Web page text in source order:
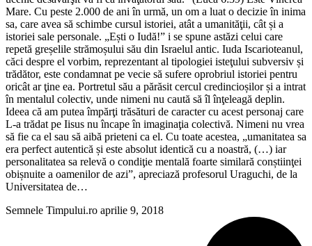
Mare. Cu peste 2.000 de ani în urmă, un om a luat o decizie în inima
sa, care avea să schimbe cursul istoriei, atât a umanităţii, cât și a
istoriei sale personale. „Ești o Iudă!” i se spune astăzi celui care
repetă greșelile strămoșului său din Israelul antic. Iuda Iscarioteanul,
căci despre el vorbim, reprezentant al tipologiei isteţului subversiv și
trădător, este condamnat pe vecie să sufere oprobriul istoriei pentru
oricât ar ţine ea. Portretul său a părăsit cercul credincioșilor și a intrat
în mentalul colectiv, unde nimeni nu caută să îl înţeleagă deplin.
Ideea că am putea împărţi trăsături de caracter cu acest personaj care
L-a trădat pe Iisus nu încape în imaginaţia colectivă. Nimeni nu vrea
să fie ca el sau să aibă prieteni ca el. Cu toate acestea, „umanitatea sa
era perfect autentică și este absolut identică cu a noastră, (…) iar
personalitatea sa relevă o condiţie mentală foarte similară conștiinţei
obișnuite a oamenilor de azi”, apreciază profesorul Uraguchi, de la
Universitatea de…
Semnele Timpului.ro aprilie 9, 2018